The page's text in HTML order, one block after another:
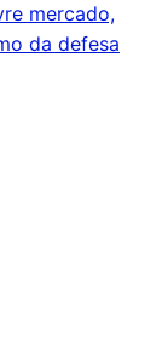
mercado,
da defesa